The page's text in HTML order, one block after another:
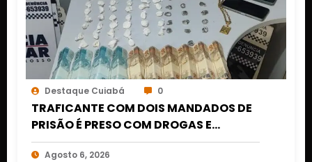
Destaque Cuiabá 0
TRAFICANTE COM DOIS MANDADOS DE
PRISÃO É PRESO COM DROGAS E
DINHEIRO NO 1º DE MARÇO EM CUIABÁ
Agosto 6, 2026